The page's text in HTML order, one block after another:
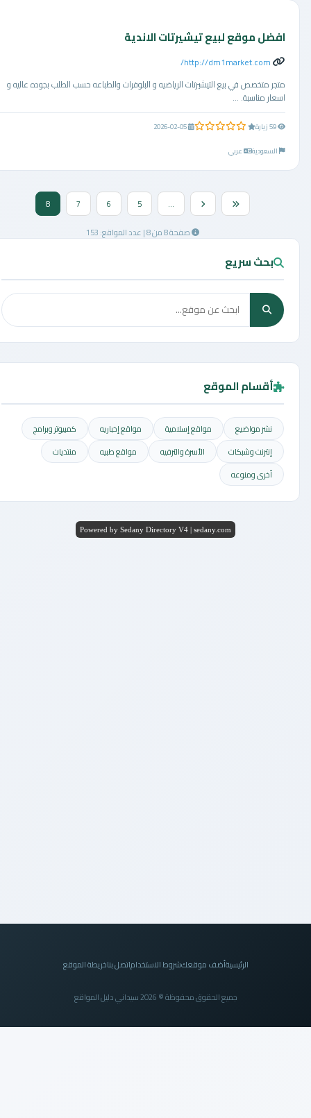
افضل موقع لبيع تيشيرتات الاندية
http://dm1market.com/
متجر متخصص في بيع التيشيرتات الرياضيه و البلوفرات والطباعه حسب الطلب بجوده عاليه و
اسعار مناسبة. ...
0.0 من 5 نجوم
2026-02-05
السعودية
عربي
صفحة 8 من 8 | عدد المواقع: 153
بحث سريع
أقسام الموقع
نشر مواضيع مواقع إسلامية مواقع إخباريه
كمبيوتر وبرامج
إنترنت وشبكات
الأسرة والترفيه مواقع طبيه
منتديات
أخرى ومنوعه
Powered by Sedany Directory V4 | sedany.com
الرئيسيةأضف موقعكشروط الاستخداماتصل بناخريطة الموقع
جميع الحقوق محفوظة © 2026 سيداني دليل المواقع